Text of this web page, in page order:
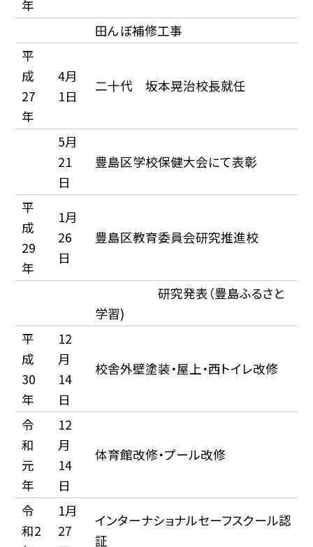
年
田んぼ補修工事
平
成
27
年
4月
1日
二十代 坂本晃治校長就任
5月
21
日
豊島区学校保健大会にて表彰
平
成
29
年
1月
26
日
豊島区教育委員会研究推進校
研究発表（豊島ふるさと
学習)
平
成
30
年
12
月
14
日
校舎外壁塗装・屋上・西トイレ改修
令
和
元
年
12
月
14
日
体育館改修・プール改修
令
和2
1月
27
インターナショナルセーフスクール認
証